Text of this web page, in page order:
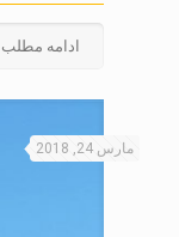
ادامه مطلب
مارس 24, 2018